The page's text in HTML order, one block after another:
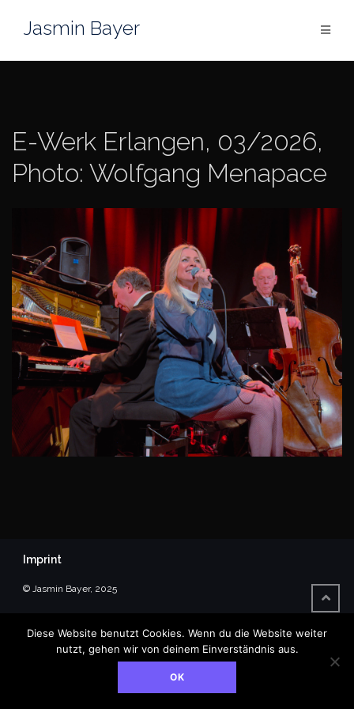
Jasmin Bayer
E-Werk Erlangen, 03/2026,
Photo: Wolfgang Menapace
Imprint
© Jasmin Bayer, 2025
Diese Website benutzt Cookies. Wenn du die Website weiter
nutzt, gehen wir von deinem Einverständnis aus.
OK